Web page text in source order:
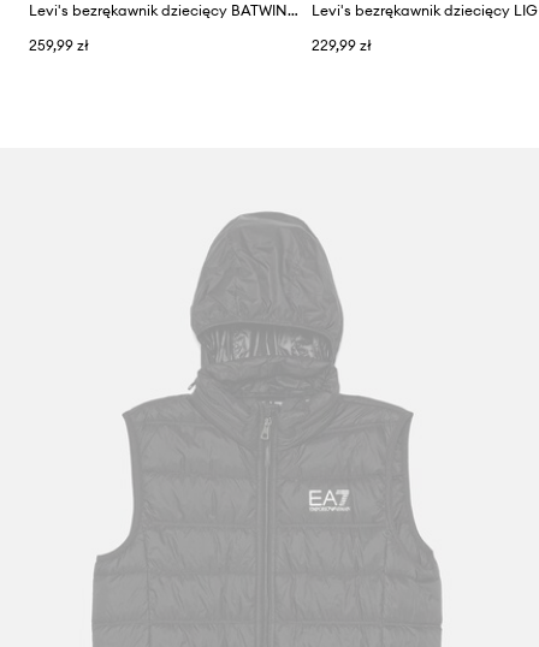
Levi's bezrękawnik dziecięcy BATWING EMB PUFFER VEST
259,99 zł
229,99 zł